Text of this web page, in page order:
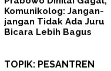
Pangan, dan Arah
Keberpihakan Negara
TOPIK: PESANTREN